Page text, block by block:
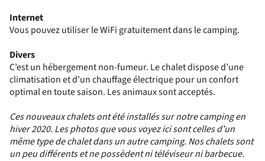
Internet
Vous pouvez utiliser le WiFi gratuitement dans le camping.
Divers
C’est un hébergement non-fumeur. Le chalet dispose d’une
climatisation et d’un chauffage électrique pour un confort
optimal en toute saison. Les animaux sont acceptés.
Ces nouveaux chalets ont été installés sur notre camping en
hiver 2020. Les photos que vous voyez ici sont celles d’un
même type de chalet dans un autre camping. Nos chalets sont
un peu différents et ne possèdent ni téléviseur ni barbecue.